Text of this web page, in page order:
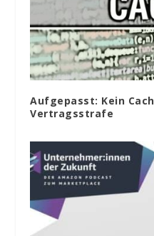
Aufgepasst: Kein
Vertragsstrafe